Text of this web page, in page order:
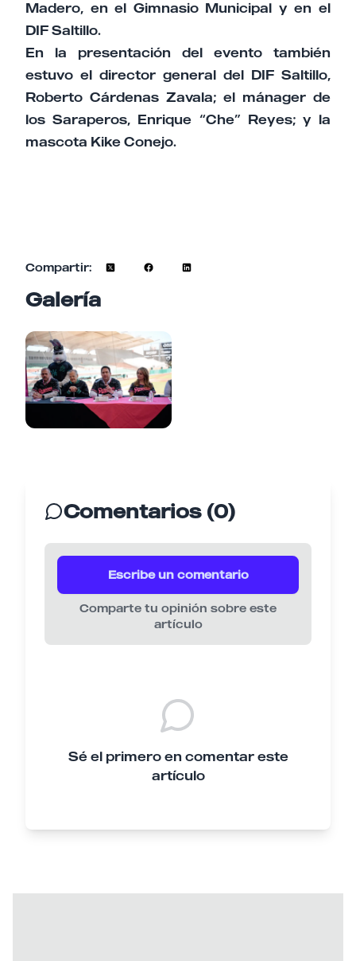
Madero, en el Gimnasio Municipal y en el
DIF Saltillo.
En la presentación del evento también
estuvo el director general del DIF Saltillo,
Roberto Cárdenas Zavala; el mánager de
los Saraperos, Enrique “Che” Reyes; y la
mascota Kike Conejo.
Compartir:
Galería
Comentarios (0)
Escribe un comentario
Comparte tu opinión sobre este
artículo
Sé el primero en comentar este
artículo